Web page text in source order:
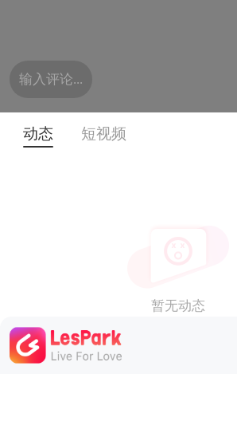
输入评论...
动态 短视频
暂无动态